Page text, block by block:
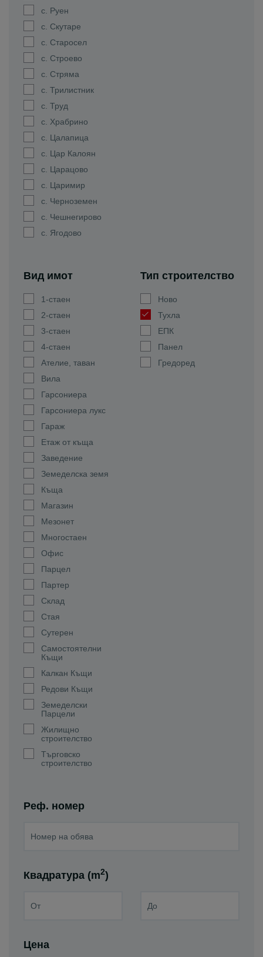
с. Руен
с. Скутаре
с. Старосел
с. Строево
с. Стряма
с. Трилистник
с. Труд
с. Храбрино
с. Цалапица
с. Цар Калоян
с. Царацово
с. Царимир
с. Черноземен
с. Чешнегирово
с. Ягодово
Вид имот
1-стаен
2-стаен
3-стаен
4-стаен
Ателие, таван
Вила
Гарсониера
Гарсониера лукс
Гараж
Етаж от къща
Заведение
Земеделска земя
Къща
Магазин
Мезонет
Многостаен
Офис
Парцел
Партер
Склад
Стая
Сутерен
Самостоятелни
Къщи
Калкан Къщи
Редови Къщи
Земеделски
Парцели
Жилищно
строителство
Търговско
строителство
Тип строителство
Ново
Тухла
ЕПК
Панел
Гредоред
Реф. номер
Квадратура (m2)
Цена